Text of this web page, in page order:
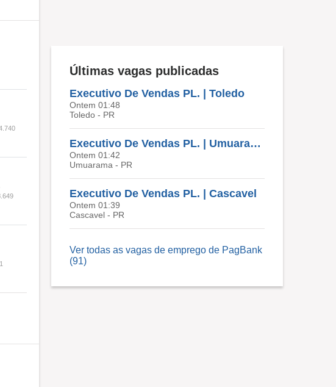
Últimas vagas publicadas
Executivo De Vendas PL. | Toledo
Ontem 01:48
Toledo - PR
Executivo De Vendas PL. | Umuarama
Ontem 01:42
Umuarama - PR
Executivo De Vendas PL. | Cascavel
Ontem 01:39
Cascavel - PR
Ver todas as vagas de emprego de PagBank
(91)